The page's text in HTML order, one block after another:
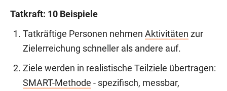
Tatkraft: 10 Beispiele
Tatkräftige Personen nehmen Aktivitäten zur
Zielerreichung schneller als andere auf.
Ziele werden in realistische Teilziele übertragen:
SMART-Methode - spezifisch, messbar,